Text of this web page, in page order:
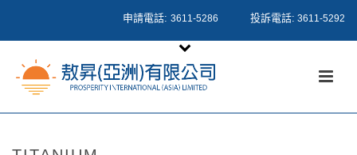
申請電話: 3611-5286 投訴電話: 3611-5292